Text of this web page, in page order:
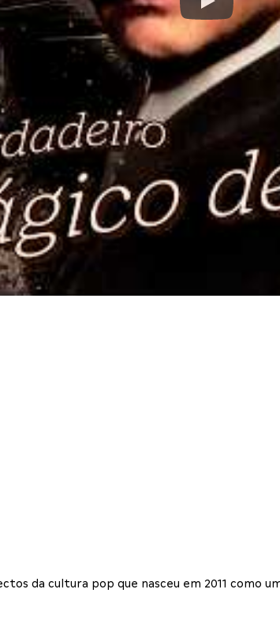
da cultura pop que nasceu em 2011 como